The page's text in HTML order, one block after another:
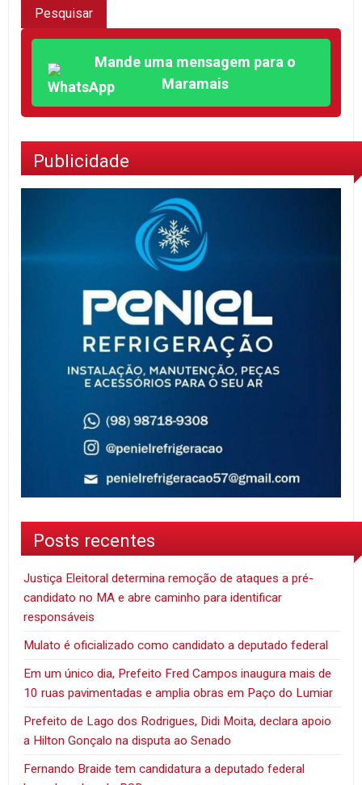
Mande uma mensagem para o
Maramais
Publicidade
Posts recentes
Justiça Eleitoral determina remoção de ataques a pré-
candidato no MA e abre caminho para identificar
responsáveis
Mulato é oficializado como candidato a deputado federal
Em um único dia, Prefeito Fred Campos inaugura mais de
10 ruas pavimentadas e amplia obras em Paço do Lumiar
Prefeito de Lago dos Rodrigues, Didi Moita, declara apoio
a Hilton Gonçalo na disputa ao Senado
Fernando Braide tem candidatura a deputado federal